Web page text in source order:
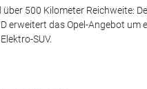
über 500 Kilometer Reichweite:
erweitert das Opel-Angebot um
SUV.